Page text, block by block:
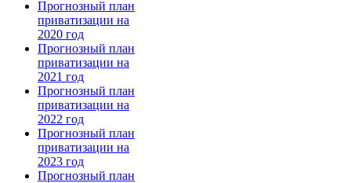
Прогнозный план
приватизации на
2020 год
Прогнозный план
приватизации на
2021 год
Прогнозный план
приватизации на
2022 год
Прогнозный план
приватизации на
2023 год
Прогнозный план